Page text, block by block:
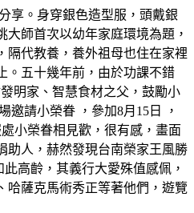
享。身穿銀色造型服，頭戴銀
師首次以幼年家庭環境為題，
隔代教養，養外祖母也住在家裡
。五十幾年前，由於功課不錯
明家、智慧食材之父，鼓勵小
請小榮眷 ，參加8月15日 ，
小榮眷相見歡，很有感，畫面
助人，赫然發現台南榮家王風勝
高齡，其義行大愛殊值感佩，
哈薩克馬術秀正等著他們，遊覽